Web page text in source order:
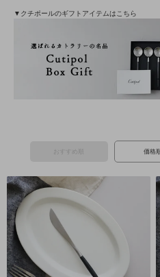
▼クチポールのギフトアイテムはこちら
おすすめ順 価格